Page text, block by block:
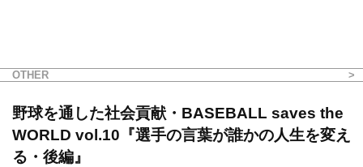
OTHER
野球を通した社会貢献・BASEBALL saves the
WORLD vol.10『選手の言葉が誰かの人生を変え
る・後編』